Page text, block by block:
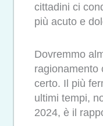
cittadini ci
più acuto e
Dovremmo
ragionamento
certo. Il più
ultimi tempi,
2024, è il